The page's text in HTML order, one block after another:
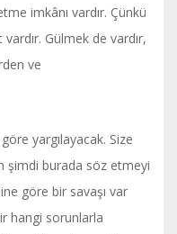
imkânı vardır. Çünkü
Gülmek de vardır,
ve
yargılayacak. Size
şimdi burada söz etmeyi
göre bir savaşı var
hangi sorunlarla